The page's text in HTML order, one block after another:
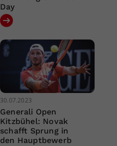
Day
30.07.2023
Generali Open
Kitzbühel: Novak
schafft Sprung in
den Hauptbewerb